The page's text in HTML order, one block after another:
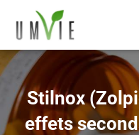
Stilnox
effets